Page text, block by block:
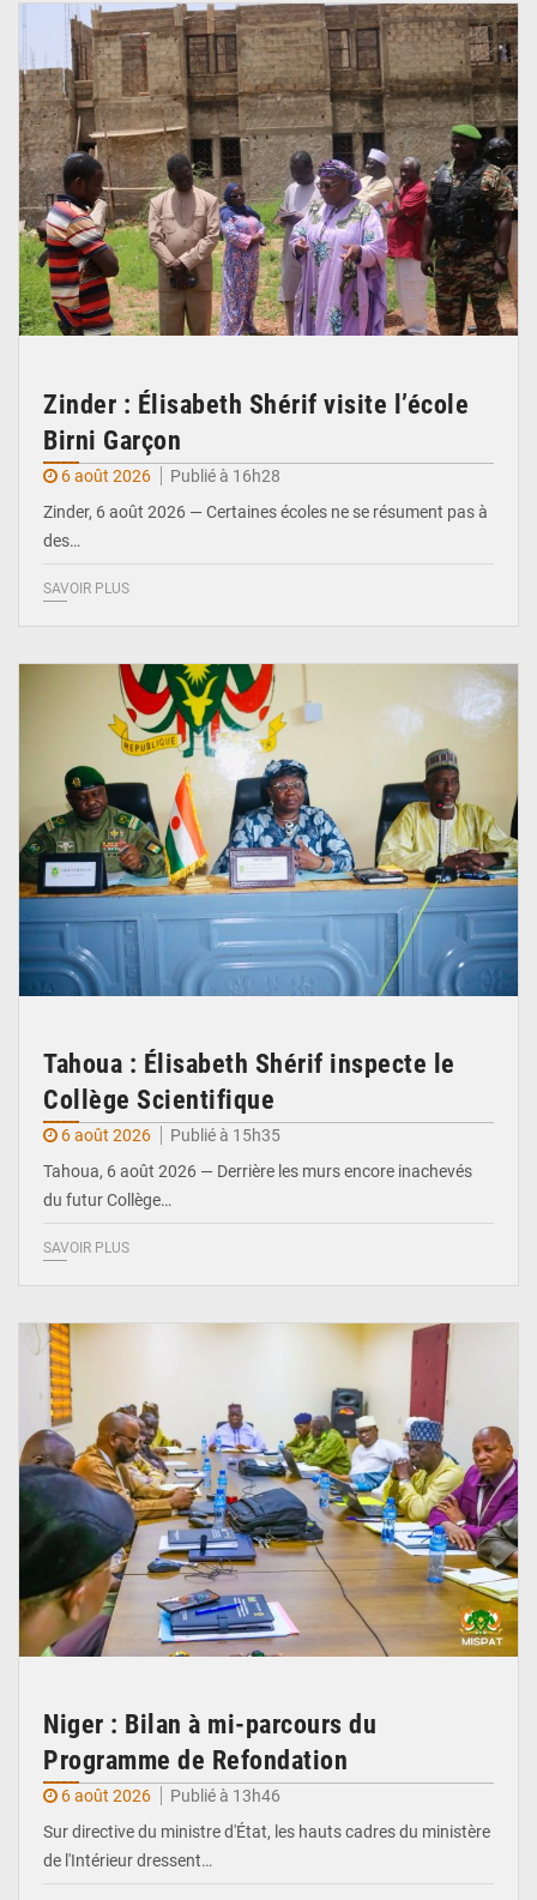
Zinder : Élisabeth Shérif visite l’école
Birni Garçon
6 août 2026
Publié à 16h28
Zinder, 6 août 2026 — Certaines écoles ne se résument pas à
des…
SAVOIR PLUS
Tahoua : Élisabeth Shérif inspecte le
Collège Scientifique
6 août 2026
Publié à 15h35
Tahoua, 6 août 2026 — Derrière les murs encore inachevés
du futur Collège…
SAVOIR PLUS
Niger : Bilan à mi-parcours du
Programme de Refondation
6 août 2026
Publié à 13h46
Sur directive du ministre d'État, les hauts cadres du ministère
de l'Intérieur dressent…